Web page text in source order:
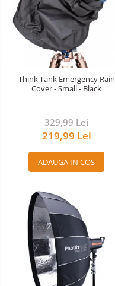
Think Tank Emergency Rain
Cover - Small - Black
329,99 Lei
219,99 Lei
ADAUGA IN COS